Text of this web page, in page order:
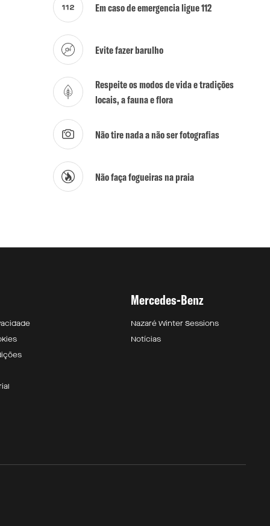
Em caso de emergencia ligue 112
Evite fazer barulho
Respeite os modos de vida e tradições
locais, a fauna e flora
Não tire nada a não ser fotografias
Não faça fogueiras na praia
Mercedes-Benz
Nazaré Winter Sessions
Notícias